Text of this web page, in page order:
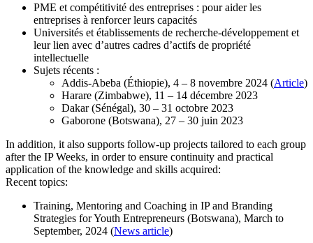
PME et compétitivité des entreprises : pour aider les
entreprises à renforcer leurs capacités
Universités et établissements de recherche-développement et
leur lien avec d’autres cadres d’actifs de propriété
intellectuelle
Sujets récents :
Addis-Abeba (Éthiopie), 4 – 8 novembre 2024 (Article)
Harare (Zimbabwe), 11 – 14 décembre 2023
Dakar (Sénégal), 30 – 31 octobre 2023
Gaborone (Botswana), 27 – 30 juin 2023
In addition, it also supports follow-up projects tailored to each group
after the IP Weeks, in order to ensure continuity and practical
application of the knowledge and skills acquired:
Recent topics:
Training, Mentoring and Coaching in IP and Branding
Strategies for Youth Entrepreneurs (Botswana), March to
September, 2024 (News article)